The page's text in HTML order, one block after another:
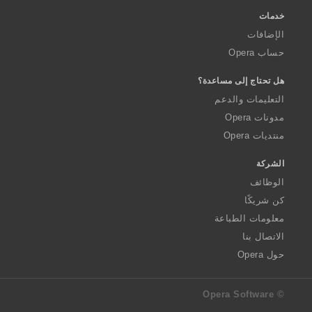
خدمات
الإضافات
حساب Opera
هل تحتاج إلى مساعدة؟
التعليمات والدعم
مدونات Opera
منتديات Opera
الشركة
الوظائف
كن شريكًا
معلومات الطباعة
الاتصال بنا
حول Opera
© Opera Software